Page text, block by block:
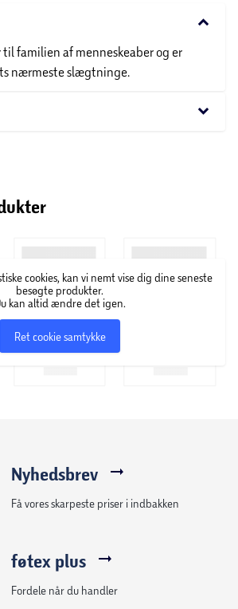
keyboard_arrow_down
til familien af menneskeaber og er
nærmeste slægtninge.
keyboard_arrow_down
cookies, kan vi nemt vise dig dine seneste
besøgte produkter.
kan altid ændre det igen.
Ret cookie samtykke
Nyhedsbrev
Få vores skarpeste priser i indbakken
føtex plus
Fordele når du handler